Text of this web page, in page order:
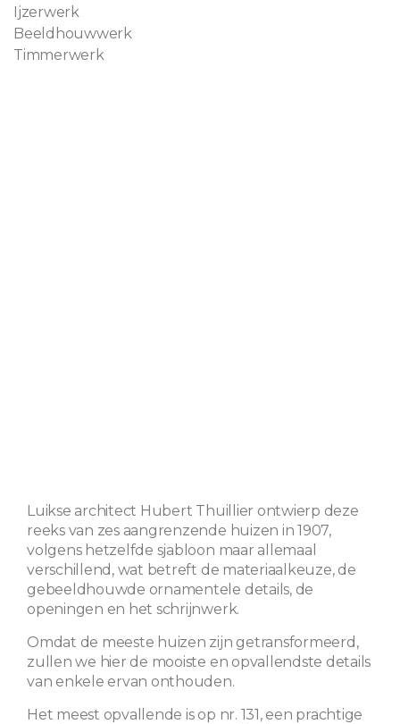
Ijzerwerk
Beeldhouwwerk
Timmerwerk
Luikse architect Hubert Thuillier ontwierp deze
reeks van zes aangrenzende huizen in 1907,
volgens hetzelfde sjabloon maar allemaal
verschillend, wat betreft de materiaalkeuze, de
gebeeldhouwde ornamentele details, de
openingen en het schrijnwerk.
Omdat de meeste huizen zijn getransformeerd,
zullen we hier de mooiste en opvallendste details
van enkele ervan onthouden.
Het meest opvallende is op nr. 131, een prachtige